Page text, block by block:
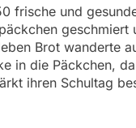
frische und
geschmiert
Brot wanderte
in die Päckchen,
ihren Schultag